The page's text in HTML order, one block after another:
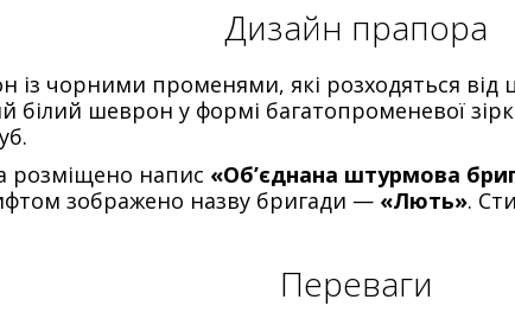
Дизайн прапора
чорними променями, які розходяться
білий шеврон у формі багатопроменевої
розміщено напис «Об’єднана штурмова
зображено назву бригади — «Лють».
Переваги